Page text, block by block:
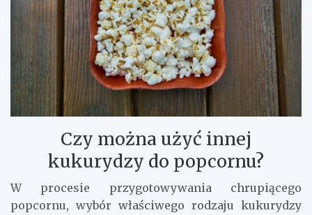
Czy można użyć innej
kukurydzy do popcornu?
W procesie przygotowywania chrupiącego
popcornu, wybór właściwego rodzaju kukurydzy